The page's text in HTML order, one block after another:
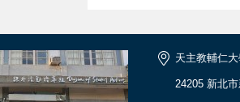
天主教輔仁
24205 新北